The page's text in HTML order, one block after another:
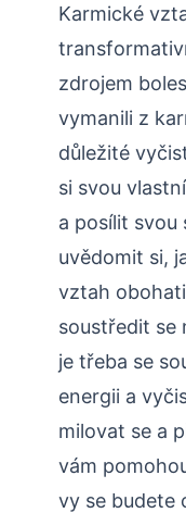
Karmické
zdrojem
vymanili z
důležité
si svou
a posílit svou
uvědomit si,
vztah
soustředit se
je třeba se
energii a
milovat se a
vám
vy se budete